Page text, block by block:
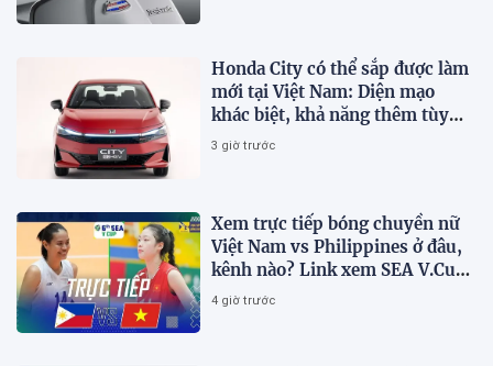
Honda City có thể sắp được làm
mới tại Việt Nam: Diện mạo
khác biệt, khả năng thêm tùy
chọn hybrid?
3 giờ trước
Xem trực tiếp bóng chuyền nữ
Việt Nam vs Philippines ở đâu,
kênh nào? Link xem SEA V.Cup
2026 mới nhất
4 giờ trước